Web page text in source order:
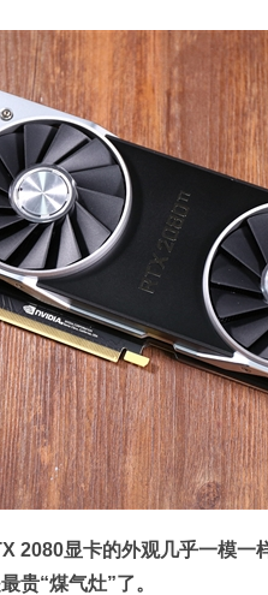
2080显卡的外观几乎一模
贵“煤气灶”了。